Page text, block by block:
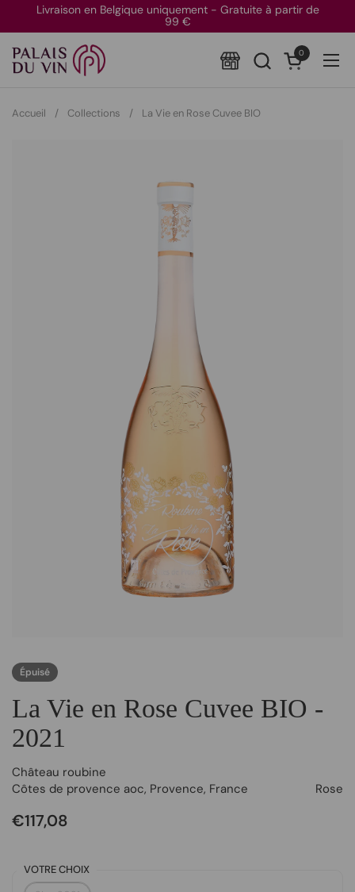
Passer au contenu
Livraison en Belgique uniquement - Gratuite à partir de
99 €
Ouvrir le
0
Accueil / Collections / La Vie en Rose Cuvee BIO
Épuisé
La Vie en Rose Cuvee BIO -
2021
Château roubine
Côtes de provence aoc, Provence, France Rose
€117,08
VOTRE CHOIX